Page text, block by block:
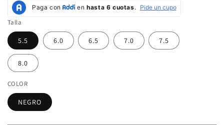
Talla
5.5 6.0 6.5 7.0 7.5
8.0
COLOR
NEGRO